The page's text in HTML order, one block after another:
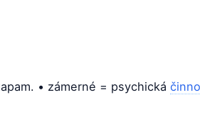
• zámerné = psychická